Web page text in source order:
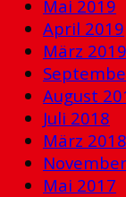
Mai 2019
April 2019
März 2019
August
Juli 2018
März 2018
Mai 2017